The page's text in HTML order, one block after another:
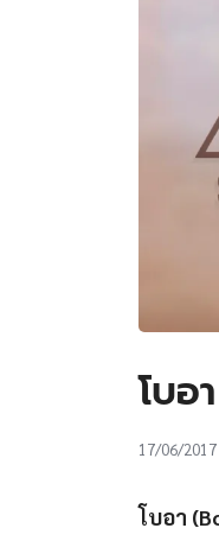
โบอ
17/06/2017
โบอา